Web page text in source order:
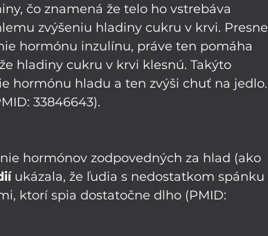
čo znamená že telo ho vstrebáva
zvýšeniu hladiny cukru v krvi. Presne
hormónu inzulínu, práve ten pomáha
hladiny cukru v krvi klesnú. Takýto
hormónu hladu a ten zvýši chuť na jedlo.
33846643).
hormónov zodpovedných za hlad (ako
ukázala, že ľudia s nedostatkom spánku
ktorí spia dostatočne dlho (PMID: